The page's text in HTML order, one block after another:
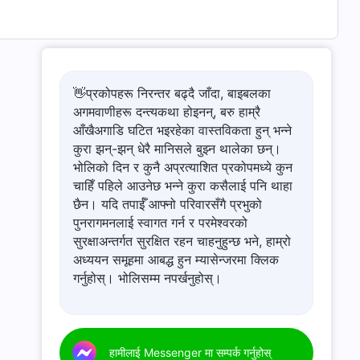
👋प्रकोपहरू निरन्तर बढ्दै जाँदा, बाइबलका
अगमवाणीहरू दन्त्यकथा होइनन्, बरु हाम्रै
आँखैअगाडि घटित भइरहेका वास्तविकता हुन् भन्ने
कुरा झन्-झन् धेरै मानिसले बुझ्न थालेका छन्।
भोलिको दिन र कुनै अप्रत्याशित प्रकोपमध्ये कुन
चाहिँ पहिले आउनेछ भन्ने कुरा कसैलाई पनि थाहा
छैन। यदि तपाईँ आफ्नो परिवारसँगै प्रभुको
पुनरागमनलाई स्वागत गर्न र परमेश्‍वरको
सुरक्षाअन्तर्गत सुरक्षित रहन चाहनुहुन्छ भने, हाम्रो
अध्ययन समूहमा आबद्ध हुन म्यासेन्जरमा क्लिक
गर्नुहोस्। भोलिसम्म नपर्खनुहोस्।
हामीलाई Messenger मा सम्पर्क गर्नुहोस्